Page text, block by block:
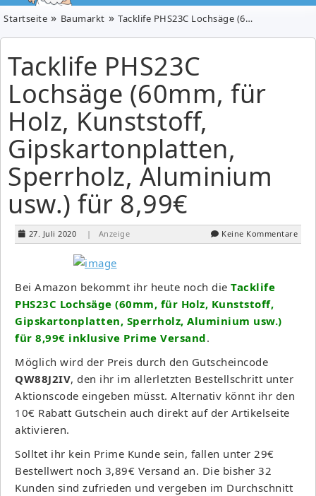
Startseite Baumarkt Tacklife PHS23C Lochsäge (60mm, für Holz, Kunststoff, Gipskartonplatten, Sperrholz, Aluminium usw.) für 8,99€
Tacklife PHS23C
Lochsäge (60mm, für
Holz, Kunststoff,
Gipskartonplatten,
Sperrholz, Aluminium
usw.) für 8,99€
27. Juli 2020 | Anzeige Keine Kommentare
Bei Amazon bekommt ihr heute noch die Tacklife
PHS23C Lochsäge (60mm, für Holz, Kunststoff,
Gipskartonplatten, Sperrholz, Aluminium usw.)
für 8,99€ inklusive Prime Versand.
Möglich wird der Preis durch den Gutscheincode
QW88J2IV, den ihr im allerletzten Bestellschritt unter
Aktionscode eingeben müsst. Alternativ könnt ihr den
10€ Rabatt Gutschein auch direkt auf der Artikelseite
aktivieren.
Solltet ihr kein Prime Kunde sein, fallen unter 29€
Bestellwert noch 3,89€ Versand an. Die bisher 32
Kunden sind zufrieden und vergeben im Durchschnitt